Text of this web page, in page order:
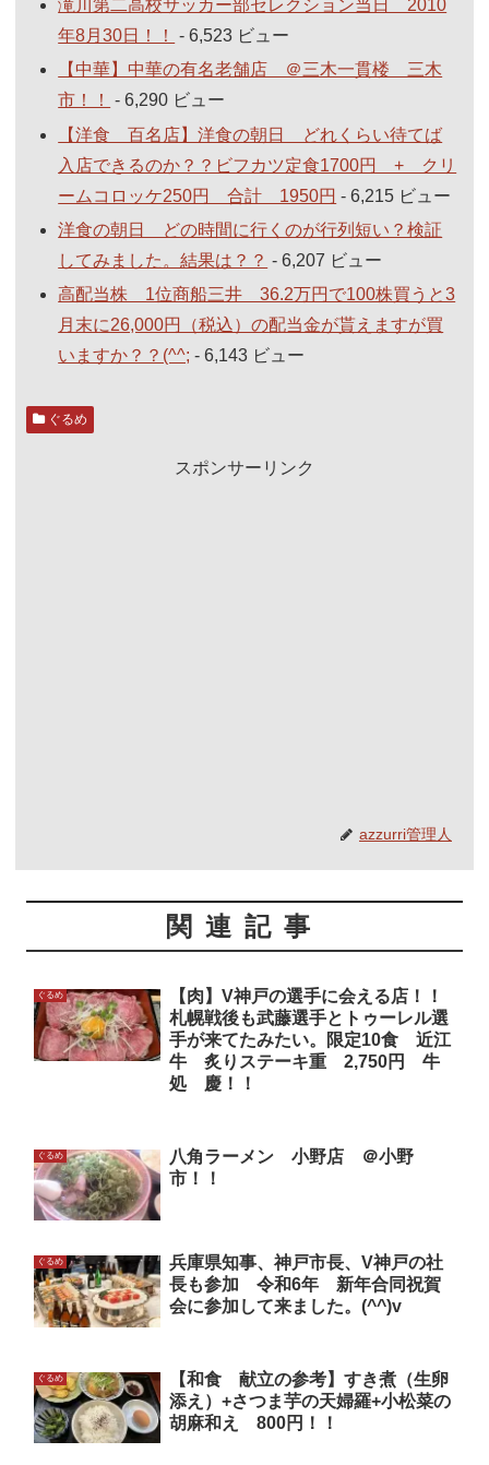
滝川第二高校サッカー部セレクション当日 2010
年8月30日！！
- 6,523 ビュー
【中華】中華の有名老舗店 ＠三木一貫楼 三木
市！！
- 6,290 ビュー
【洋食 百名店】洋食の朝日 どれくらい待てば
入店できるのか？？ビフカツ定食1700円 + クリ
ームコロッケ250円 合計 1950円 - 6,215 ビュー
洋食の朝日 どの時間に行くのが行列短い？検証
してみました。結果は？？ - 6,207 ビュー
高配当株 1位商船三井 36.2万円で100株買うと3
月末に26,000円（税込）の配当金が貰えますが買
いますか？？(^^; - 6,143 ビュー
ぐるめ
スポンサーリンク
azzurri管理人
関連記事
ぐるめ
【肉】V神戸の選手に会える店！！
札幌戦後も武藤選手とトゥーレル選
手が来てたみたい。限定10食 近江
牛 炙りステーキ重 2,750円 牛
処 慶！！
ぐるめ
八角ラーメン 小野店 ＠小野
市！！
ぐるめ
兵庫県知事、神戸市長、V神戸の社
長も参加 令和6年 新年合同祝賀
会に参加して来ました。(^^)v
ぐるめ
【和食 献立の参考】すき煮（生卵
添え）+さつま芋の天婦羅+小松菜の
胡麻和え 800円！！